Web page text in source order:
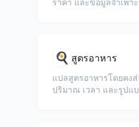
🍳 สูตรอาหาร
แปลสูตรอาหารโดยคง
ปริมาณ เวลา และรูปแ